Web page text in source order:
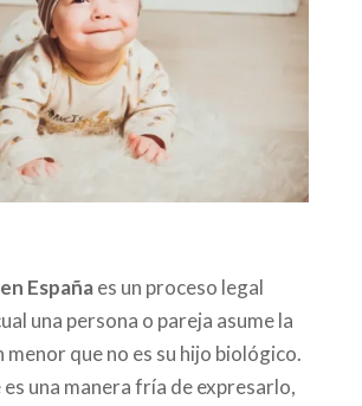
Españaes un proceso legal
una persona o pareja asume la
menor que no es su hijo biológico.
una manera fría de expresarlo,